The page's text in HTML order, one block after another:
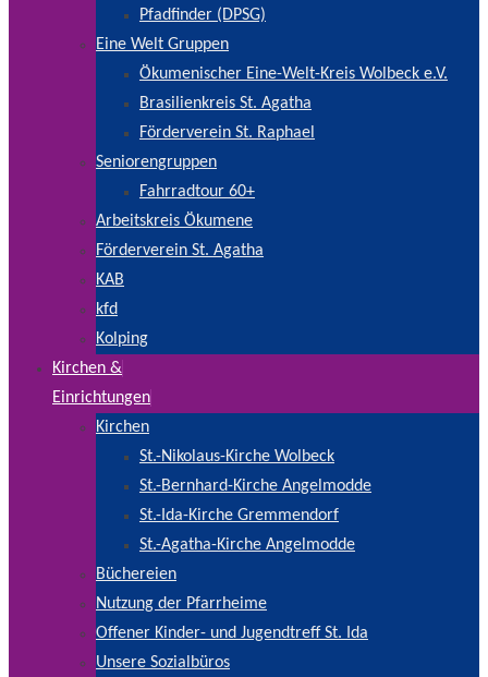
Pfadfinder (DPSG)
Eine Welt Gruppen
Ökumenischer Eine-Welt-Kreis Wolbeck e.V.
Brasilienkreis St. Agatha
Förderverein St. Raphael
Seniorengruppen
Fahrradtour 60+
Arbeitskreis Ökumene
Förderverein St. Agatha
KAB
kfd
Kolping
Kirchen &
Einrichtungen
Kirchen
St.-Nikolaus-Kirche Wolbeck
St.-Bernhard-Kirche Angelmodde
St.-Ida-Kirche Gremmendorf
St.-Agatha-Kirche Angelmodde
Büchereien
Nutzung der Pfarrheime
Offener Kinder- und Jugendtreff St. Ida
Unsere Sozialbüros